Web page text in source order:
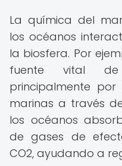
La química del
los océanos
la biosfera. Por
fuente vital de
principalmente
marinas a través
los océanos
de gases de
CO2, ayudando a